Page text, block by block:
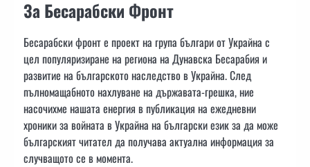
За Бесарабски Фронт
Бесарабски фронт е проект на група българи от Украйна с
цел популяризиране на региона на Дунавска Бесарабия и
развитие на българското наследство в Украйна. След
пълномащабното нахлуване на държавата-грешка, ние
насочихме нашата енергия в публикация на ежедневни
хроники за войната в Украйна на български език за да може
българският читател да получава актуална информация за
случващото се в момента.